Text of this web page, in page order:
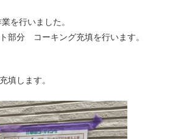
を行いました。
部分 コーキング充填を行います。
填します。